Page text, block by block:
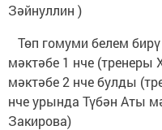
Зәйнуллин )
Төп гомуми белем
мәктәбе 1 нче (тренеры
мәктәбе 2 нче булды
нче урында Түбән Аты
Закирова)